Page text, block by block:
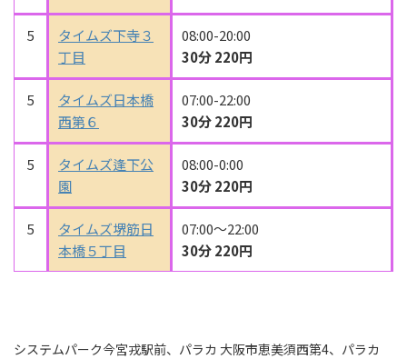
5
タイムズ下寺３
丁目
08:00-20:00
30分 220円
5
タイムズ日本橋
西第６
07:00-22:00
30分 220円
5
タイムズ逢下公
園
08:00-0:00
30分 220円
5
タイムズ堺筋日
本橋５丁目
07:00～22:00
30分 220円
システムパーク今宮戎駅前、パラカ 大阪市恵美須西第4、パラカ